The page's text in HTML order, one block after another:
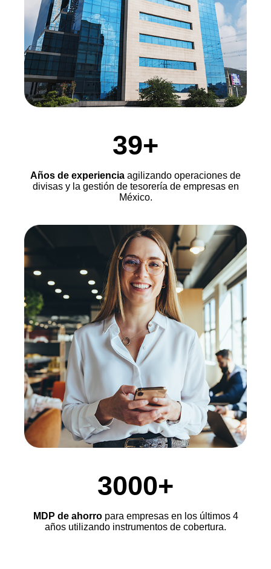
39+
Años de experiencia agilizando operaciones de
divisas y la gestión de tesorería de empresas en
México.
3000+
MDP de ahorropara empresas en los últimos 4
años utilizando instrumentos de cobertura.